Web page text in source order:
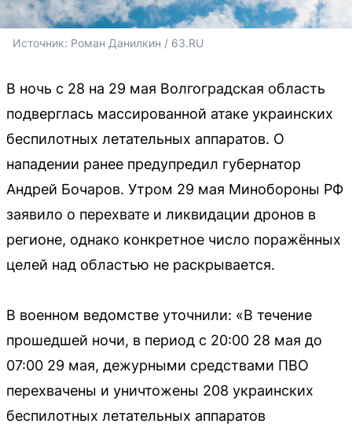
Источник: Роман Данилкин / 63.RU
В ночь с 28 на 29 мая Волгоградская область
подверглась массированной атаке украинских
беспилотных летательных аппаратов. О
нападении ранее предупредил губернатор
Андрей Бочаров. Утром 29 мая Минобороны РФ
заявило о перехвате и ликвидации дронов в
регионе, однако конкретное число поражённых
целей над областью не раскрывается.
В военном ведомстве уточнили: «В течение
прошедшей ночи, в период с 20:00 28 мая до
07:00 29 мая, дежурными средствами ПВО
перехвачены и уничтожены 208 украинских
беспилотных летательных аппаратов